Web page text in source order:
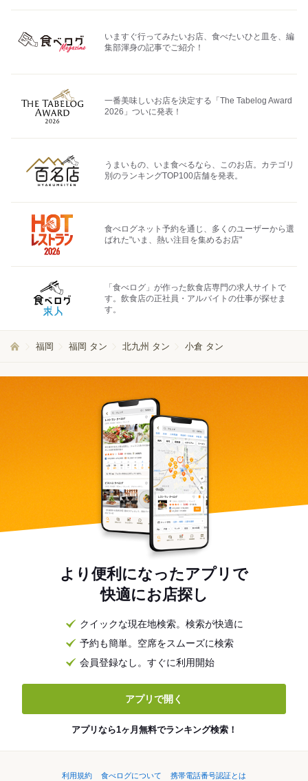
いますぐ行ってみたいお店、食べたいひと皿を、編
集部渾身の記事でご紹介！
一番美味しいお店を決定する「The Tabelog Award
2026」ついに発表！
うまいもの、いま食べるなら、このお店。カテゴリ
別のランキングTOP100店舗を発表。
食べログネット予約を通じ、多くのユーザーから選
ばれた"いま、熱い注目を集めるお店"
「食べログ」が作った飲食店専門の求人サイトで
す。飲食店の正社員・アルバイトの仕事が探せま
す。
福岡 福岡 タン 北九州 タン 小倉 タン
より便利になったアプリで
快適にお店探し
クイックな現在地検索。検索が快適に
予約も簡単。空席をスムーズに検索
会員登録なし。すぐに利用開始
アプリで開く
アプリなら1ヶ月無料でランキング検索！
利用規約 食べログについて 携帯電話番号認証とは